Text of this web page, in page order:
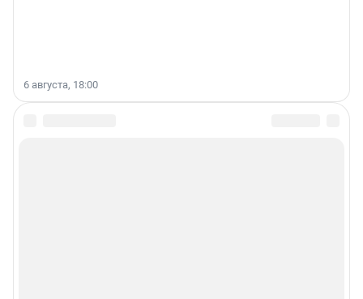
6 августа, 18:00